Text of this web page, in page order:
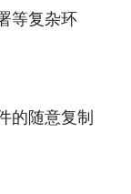
等复杂环
的随意复制